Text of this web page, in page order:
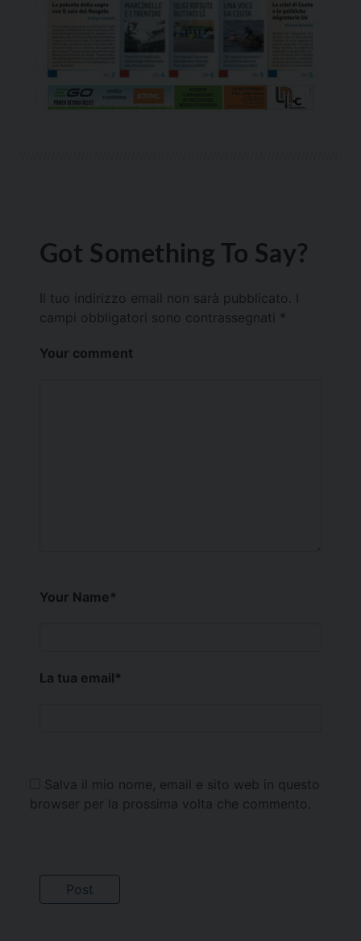
Got Something To Say?
Il tuo indirizzo email non sarà pubblicato.
campi obbligatori sono contrassegnati *
Your comment
Your Name*
La tua email*
Salva il mio nome, email e sito web in questo
browser per la prossima volta che commento.